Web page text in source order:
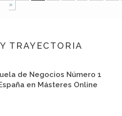
»
TRAYECTORIA
de Negocios Número 1
en Másteres Online